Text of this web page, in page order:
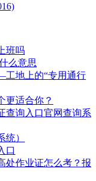
班吗
么意思
地上的“专用通行
更适合你？
查询入口官网查询系
）
口
处作业证怎么考？报